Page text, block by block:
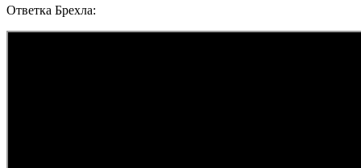
Ответка Брехла: